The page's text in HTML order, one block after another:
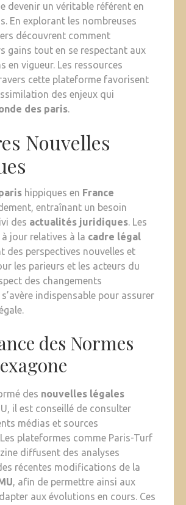
devenir un véritable référent en
En explorant les nombreuses
découvrent comment
gains tout en se respectant aux
en vigueur. Les ressources
cette plateforme favorisent
des enjeux qui
des paris.
Nouvelles
hippiques en France
entraînant un besoin
des actualités juridiques. Les
jour relatives à la cadre légal
des perspectives nouvelles et
les parieurs et les acteurs du
des changements
indispensable pour assurer
des Normes
des nouvelles légales
il est conseillé de consulter
médias et sources
plateformes comme Paris-Turf
diffusent des analyses
récentes modifications de la
, afin de permettre ainsi aux
aux évolutions en cours. Ces